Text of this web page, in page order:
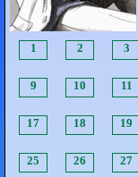
1 2 3
9 10 11
17 18 19
25 26 27